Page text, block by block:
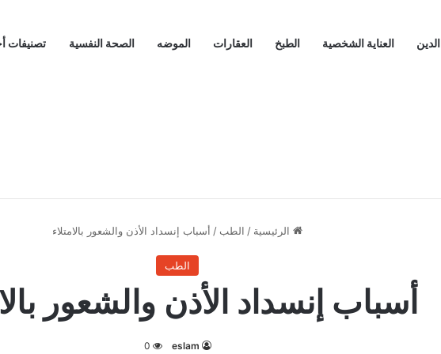
الدين العناية الشخصية الطبخ العقارات الموضه الصحة النفسية تصنيفات
الرئيسية / الطب / أسباب إنسداد الأذن والشعور بالامتلاء
الطب
أسباب إنسداد الأذن والشعور
eslam
0